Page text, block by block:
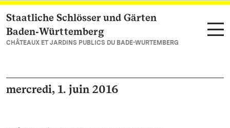
Vers la page d’accueil
Staatliche Schlösser und Gärten
Baden‑Württemberg
CHÂTEAUX ET JARDINS PUBLICS DU BADE-WURTEMBERG
mercredi, 1. juin 2016